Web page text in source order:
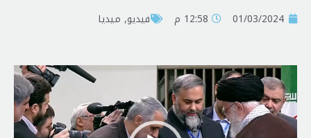
01/03/2024 12:58 م فیدیو, ميديا
مشغل
الفيديو